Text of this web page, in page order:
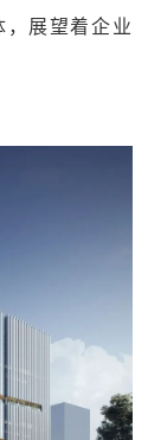
，展望着企业